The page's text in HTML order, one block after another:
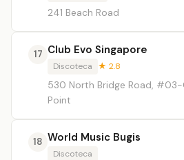
241 Beach Road
17 Club Evo Singapore
Discoteca ★ 2.8
530 North Bridge Road, #03-
Point
18 World Music Bugis
Discoteca